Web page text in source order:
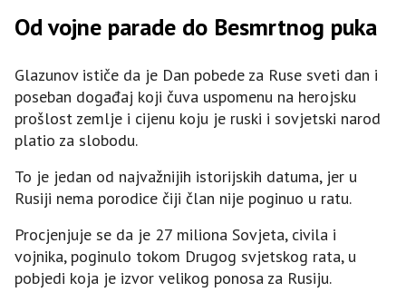
Od vojne parade do Besmrtnog puka
Glazunov ističe da je Dan pobede za Ruse sveti dan i
poseban događaj koji čuva uspomenu na herojsku
prošlost zemlje i cijenu koju je ruski i sovjetski narod
platio za slobodu.
To je jedan od najvažnijih istorijskih datuma, jer u
Rusiji nema porodice čiji član nije poginuo u ratu.
Procjenjuje se da je 27 miliona Sovjeta, civila i
vojnika, poginulo tokom Drugog svjetskog rata, u
pobjedi koja je izvor velikog ponosa za Rusiju.